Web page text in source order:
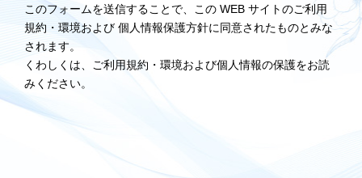
このフォームを送信することで、この WEB サイトのご利用
規約・環境および 個人情報保護方針に同意されたものとみな
されます。
くわしくは、ご利用規約・環境および個人情報の保護をお読
みください。